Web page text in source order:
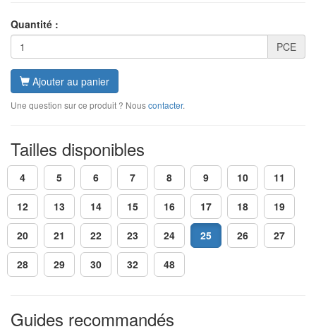
Quantité :
PCE
Ajouter au panier
Une question sur ce produit ? Nouscontacter.
Tailles disponibles
4 5 6 7 8 9 10 11
12 13 14 15 16 17 18 19
20 21 22 23 24 25 26 27
28 29 30 32 48
Guides recommandés